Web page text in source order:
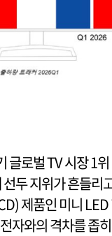
글로벌 TV 시장 1
두 지위가 흔들리
제품인 미니
자와의 격차를 좁